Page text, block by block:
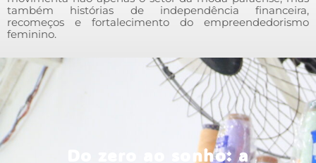
também histórias de independência financeira,
recomeços e fortalecimento do empreendedorismo
feminino.
Do zero ao sonho: a